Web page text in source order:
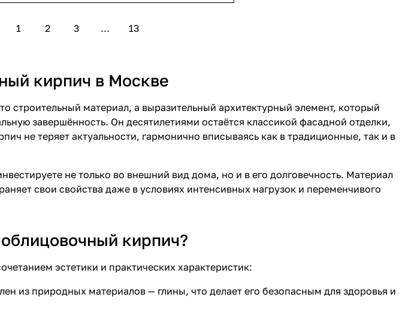
1 2 3 ... 13
кирпич в Москве
строительный материал, а выразительный архитектурный элемент, который
завершённость. Он десятилетиями остаётся классикой фасадной отделки,
не теряет актуальности, гармонично вписываясь как в традиционные, так и в
не только во внешний вид дома, но и в его долговечность. Материал
свои свойства даже в условиях интенсивных нагрузок и переменчивого
кирпич?
эстетики и практических характеристик:
из природных материалов — глины, что делает его безопасным для здоровья и